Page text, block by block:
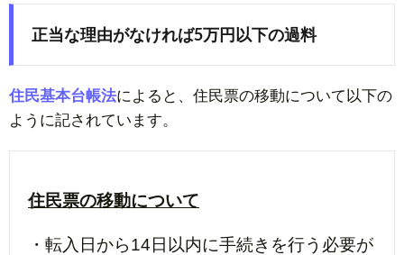
正当な理由がなければ5万円以下の過料
住民基本台帳法によると、住民票の移動について以下の
ように記されています。
住民票の移動について
・転入日から14日以内に手続きを行う必要が